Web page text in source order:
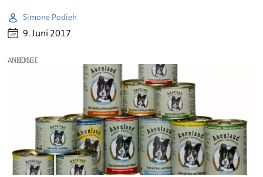
Simone Podieh
9. Juni 2017
ANZEIGE